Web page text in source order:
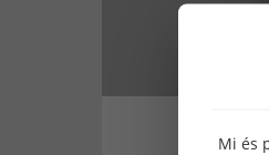
Mi és